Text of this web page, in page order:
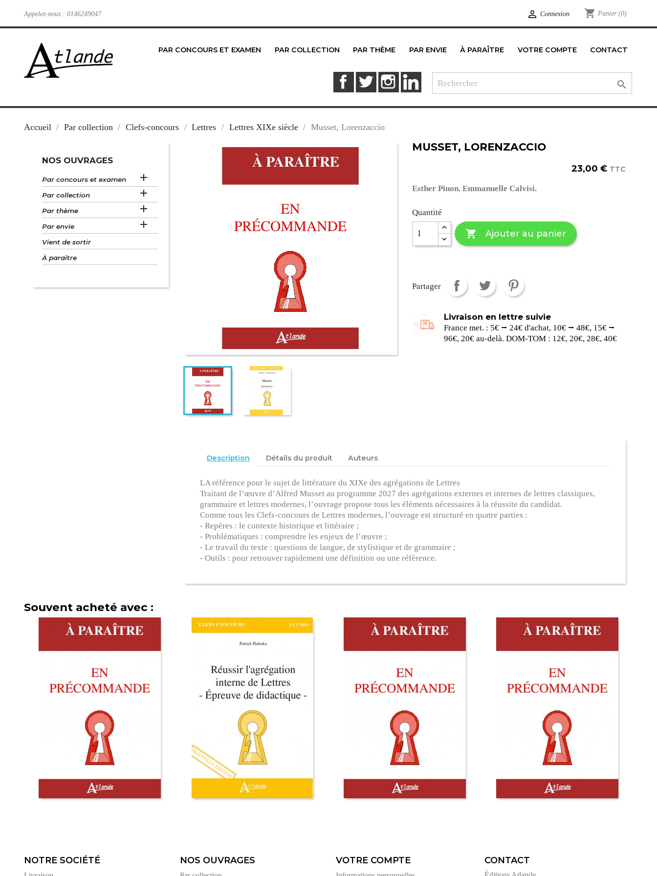
Appelez-nous : 0146249047  Connexion shopping_cart Panier (0)
PAR CONCOURS ET EXAMEN PAR COLLECTION PAR THÈME PAR ENVIE À PARAÎTRE VOTRE COMPTE CONTACT
FacebookTwitter Instagram

Accueil Par collection Clefs-concours Lettres Lettres XIXe siècle Musset, Lorenzaccio
NOS OUVRAGES
Par concours et examen 
Par collection 
Par thème 
Par envie 
Vient de sortir
À paraître
MUSSET, LORENZACCIO
23,00 € TTC
Esther Pinon, Emmanuelle Calvisi.
Quantité
 Ajouter au panier
Partager
Livraison en lettre suivie
France met. : 5€ ⭢ 24€ d'achat, 10€ ⭢ 48€, 15€ ⭢
96€, 20€ au-delà. DOM-TOM : 12€, 20€, 28€, 40€
Description Détails du produit Auteurs
LA référence pour le sujet de littérature du XIXe des agrégations de Lettres
Traitant de l’œuvre d’Alfred Musset au programme 2027 des agrégations externes et internes de lettres classiques,
grammaire et lettres modernes, l’ouvrage propose tous les éléments nécessaires à la réussite du candidat.
Comme tous les Clefs-concours de Lettres modernes, l’ouvrage est structuré en quatre parties :
- Repères : le contexte historique et littéraire ;
- Problématiques : comprendre les enjeux de l’œuvre ;
- Le travail du texte : questions de langue, de stylistique et de grammaire ;
- Outils : pour retrouver rapidement une définition ou une référence.
Souvent acheté avec :
NOTRE SOCIÉTÉ NOS OUVRAGES VOTRE COMPTE CONTACT